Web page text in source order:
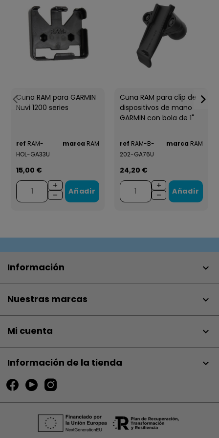
Cuna RAM para GARMIN
Nuvi 1200 series
ref RAM-
HOL-GA33U
marca RAM
15,00 €
Añadir
Cuna RAM para clip de
dispositivos de mano
GARMIN con bola de 1"
ref RAM-B-
202-GA76U
marca RAM
24,20 €
Añadir
Información 
Nuestras marcas 
Mi cuenta 
Información de la tienda keyboard_arrow_down